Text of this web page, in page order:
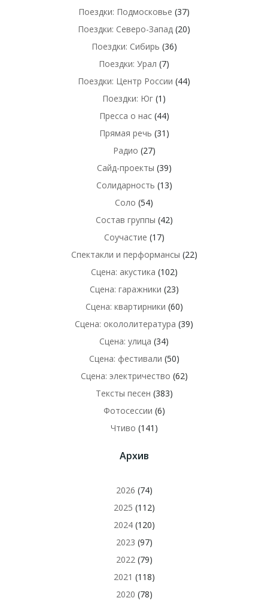
Поездки: Подмосковье (37)
Поездки: Северо-Запад (20)
Поездки: Сибирь (36)
Поездки: Урал (7)
Поездки: Центр России (44)
Поездки: Юг (1)
Пресса о нас(44)
Прямая речь (31)
Радио (27)
Сайд-проекты (39)
Солидарность (13)
Соло (54)
Состав группы (42)
Соучастие (17)
Спектакли и перформансы (22)
Сцена: акустика (102)
Сцена: гаражники (23)
Сцена: квартирники (60)
Сцена: окололитература (39)
Сцена: улица (34)
Сцена: фестивали (50)
Сцена: электричество (62)
Тексты песен (383)
Фотосессии (6)
Чтиво (141)
Архив
2026 (74)
2025 (112)
2024(120)
2023 (97)
2022(79)
2021 (118)
2020 (78)